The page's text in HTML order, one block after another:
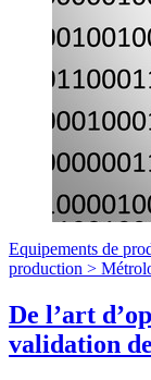
Equipements de
production >
De l’art
validation